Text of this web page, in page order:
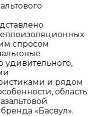
спросом
удивительного,
и рядом
область
«Басвул».